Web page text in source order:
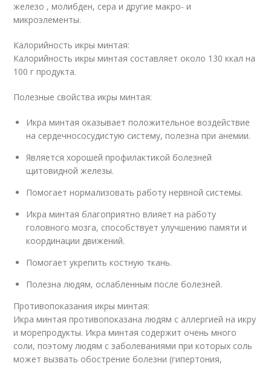
железо , молибден, сера и другие макро- и
микроэлементы.
Калорийность икры минтая:
Калорийность икры минтая составляет около 130 ккал на
100 г продукта.
Полезные свойства икры минтая:
Икра минтая оказывает положительное воздействие
на сердечнососудистую систему, полезна при анемии.
Является хорошей профилактикой болезней
щитовидной железы.
Помогает нормализовать работу нервной системы.
Икра минтая благоприятно влияет на работу
головного мозга, способствует улучшению памяти и
координации движений.
Помогает укрепить костную ткань.
Полезна людям, ослабленным после болезней.
Противопоказания икры минтая:
Икра минтая противопоказана людям с аллергией на икру
и морепродукты. Икра минтая содержит очень много
соли, поэтому людям с заболеваниями при которых соль
может вызвать обострение болезни (гипертония,